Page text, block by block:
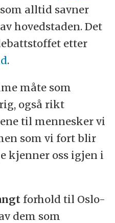
som alltid savner
hovedstaden. Det
etter
.
måte som
også rikt
til mennesker vi
som vi fort blir
kjenner oss igjen i
forhold til Oslo-
dem som